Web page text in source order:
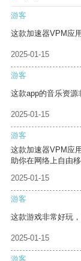
游客
这款加速器VPM应
2025-01-15
游客
这款app的音乐资源
2025-01-15
游客
这款加速器VPM应
助你在网络上自由移
2025-01-15
游客
这款游戏非常好玩
2025-01-15
游客